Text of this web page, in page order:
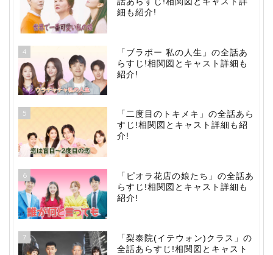
細も紹介!
4
「ブラボー 私の人生」の全話あ
らすじ!相関図とキャスト詳細も
紹介!
5
「二度目のトキメキ」の全話あら
すじ!相関図とキャスト詳細も紹
介!
6
「ピオラ花店の娘たち」の全話あ
らすじ!相関図とキャスト詳細も
紹介!
7
「梨泰院(イテウォン)クラス」の
全話あらすじ!相関図とキャスト